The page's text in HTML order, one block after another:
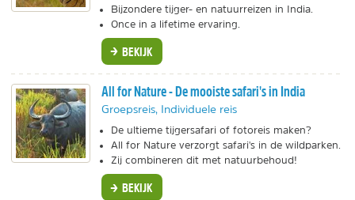
Bijzondere tijger- en natuurreizen in India.
Once in a lifetime ervaring.
BEKIJK
All for Nature - De mooiste safari's in India
Groepsreis, Individuele reis
De ultieme tijgersafari of fotoreis maken?
All for Nature verzorgt safari's in de wildparken.
Zij combineren dit met natuurbehoud!
BEKIJK